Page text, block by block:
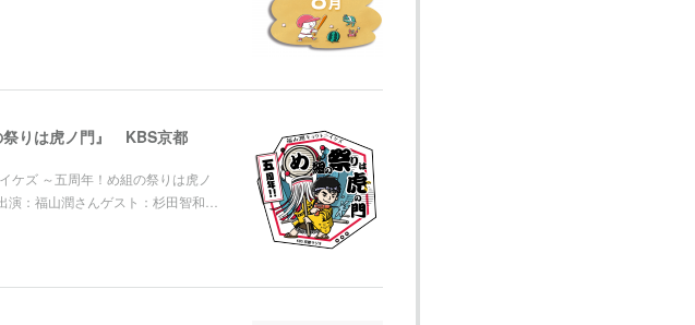
祭りは虎ノ門』 KBS京都
ケズ ～五周年！め組の祭りは虎ノ
：福山潤さんゲスト：杉田智和…